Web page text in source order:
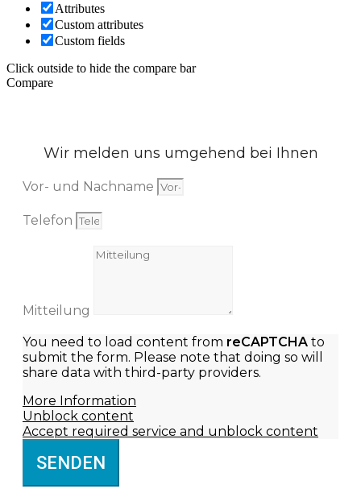
Attributes
Custom attributes
Custom fields
Click outside to hide the compare bar
Compare
Wir melden uns umgehend bei Ihnen
Vor- und Nachname
Telefon
Mitteilung
You need to load content from reCAPTCHA to
submit the form. Please note that doing so will
share data with third-party providers.
More Information
Unblock content
Accept required service and unblock content
SENDEN